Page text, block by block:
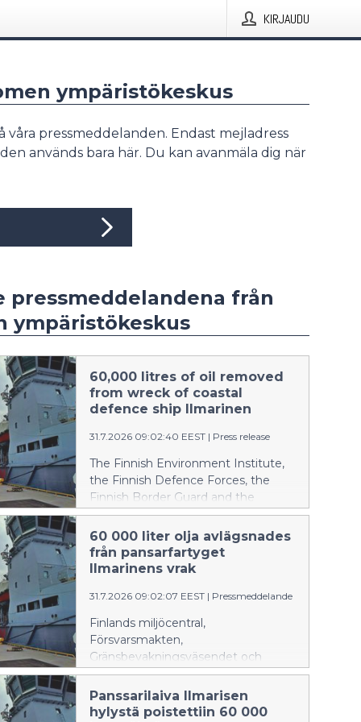
KIRJAUDU
ympäristökeskus
våra pressmeddelanden. Endast mejladress
används bara här. Du kan avanmäla dig när
pressmeddelandena från
ympäristökeskus
60,000 litres of oil removed
from wreck of coastal
defence ship Ilmarinen
31.7.2026 09:02:40 EEST | Press release
The Finnish Environment Institute,
the Finnish Defence Forces, the
Finnish Border Guard and the
Ministry of the Environment
announce: The Finnish Environment
Institute and the Finnish Navy
removed oil from the wreck of the
between 14 and 24 July 2026. In
addition, the Finnish Border Guard,
which was prepared for
environmental response operations,
and the Diving Medical Center
the course of two weeks,
approximately 60,000 litres of oil
60 000 liter olja avlägsnades
från pansarfartyget
Ilmarinens vrak
31.7.2026 09:02:07 EEST | Pressmeddelande
Finlands miljöcentral,
Försvarsmakten,
Gränsbevakningsväsendet och
miljöministeriet informerar: Finlands
miljöcentral och marinen avlägsnade
olja från pansarfartyget Ilmarinens
Panssarilaiva Ilmarisen
hylystä poistettiin 60 000